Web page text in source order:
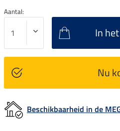
Aantal:
In
Nu
Beschikbaarheid in de